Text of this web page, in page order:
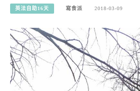
英法自助16天 寫食派 2018-03-09